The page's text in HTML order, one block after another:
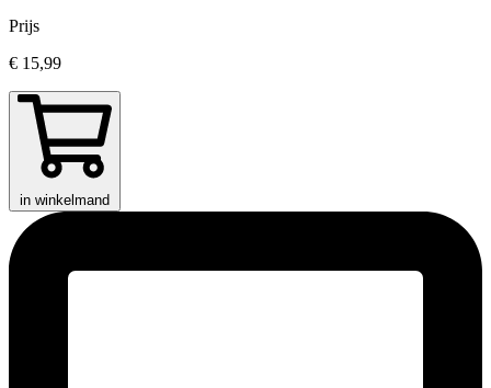
Prijs
€ 15,99
in winkelmand